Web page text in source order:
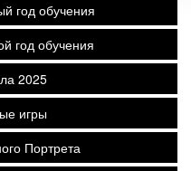
год обучения
год обучения
2025
игры
Портрета